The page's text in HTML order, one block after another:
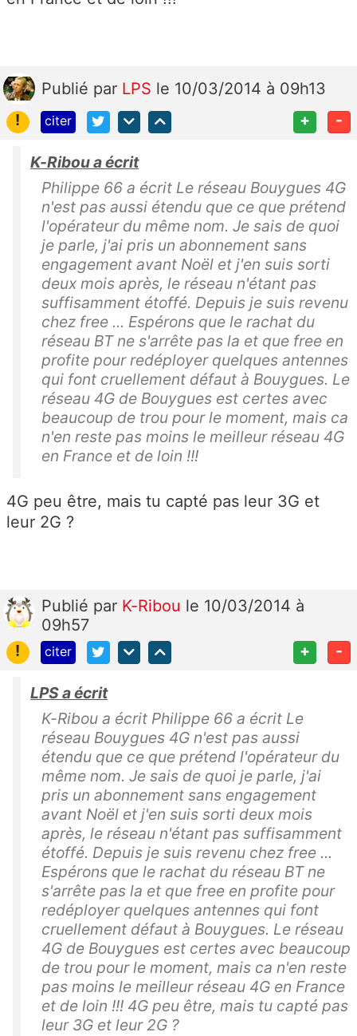
Publié par LPS le 10/03/2014 à 09h13
!
citer + -
K-Ribou a écrit
Philippe 66 a écrit Le réseau Bouygues 4G
n'est pas aussi étendu que ce que prétend
l'opérateur du même nom. Je sais de quoi
je parle, j'ai pris un abonnement sans
engagement avant Noël et j'en suis sorti
deux mois après, le réseau n'étant pas
suffisamment étoffé. Depuis je suis revenu
chez free ... Espérons que le rachat du
réseau BT ne s'arrête pas la et que free en
profite pour redéployer quelques antennes
qui font cruellement défaut à Bouygues. Le
réseau 4G de Bouygues est certes avec
beaucoup de trou pour le moment, mais ca
n'en reste pas moins le meilleur réseau 4G
en France et de loin !!!
4G peu être, mais tu capté pas leur 3G et
leur 2G ?
Publié par K-Ribou le 10/03/2014 à
09h57
!
citer + -
LPS a écrit
K-Ribou a écrit Philippe 66 a écrit Le
réseau Bouygues 4G n'est pas aussi
étendu que ce que prétend l'opérateur du
même nom. Je sais de quoi je parle, j'ai
pris un abonnement sans engagement
avant Noël et j'en suis sorti deux mois
après, le réseau n'étant pas suffisamment
étoffé. Depuis je suis revenu chez free ...
Espérons que le rachat du réseau BT ne
s'arrête pas la et que free en profite pour
redéployer quelques antennes qui font
cruellement défaut à Bouygues. Le réseau
4G de Bouygues est certes avec beaucoup
de trou pour le moment, mais ca n'en reste
pas moins le meilleur réseau 4G en France
et de loin !!! 4G peu être, mais tu capté pas
leur 3G et leur 2G ?